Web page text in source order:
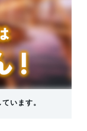
います。